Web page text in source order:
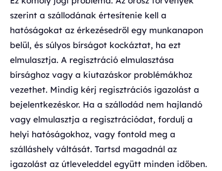
szerint a szállodának értesítenie kell a
hatóságokat az érkezésedről egy munkanapon
belül, és súlyos bírságot kockáztat, ha ezt
elmulasztja. A regisztráció elmulasztása
bírsághoz vagy a kiutazáskor problémákhoz
vezethet. Mindig kérj regisztrációs igazolást a
bejelentkezéskor. Ha a szállodád nem hajlandó
vagy elmulasztja a regisztrációdat, fordulj a
helyi hatóságokhoz, vagy fontold meg a
szálláshely váltását. Tartsd magadnál az
igazolást az útleveleddel együtt minden időben.